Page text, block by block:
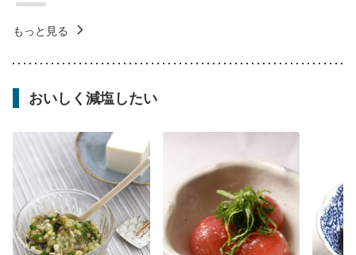
もっと見る
おいしく減塩したい